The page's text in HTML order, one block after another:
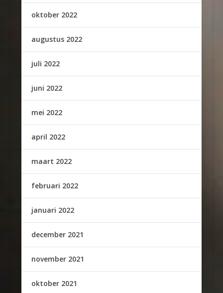
oktober 2022
augustus 2022
juli 2022
juni 2022
mei 2022
april 2022
maart 2022
februari 2022
januari 2022
december 2021
november 2021
oktober 2021